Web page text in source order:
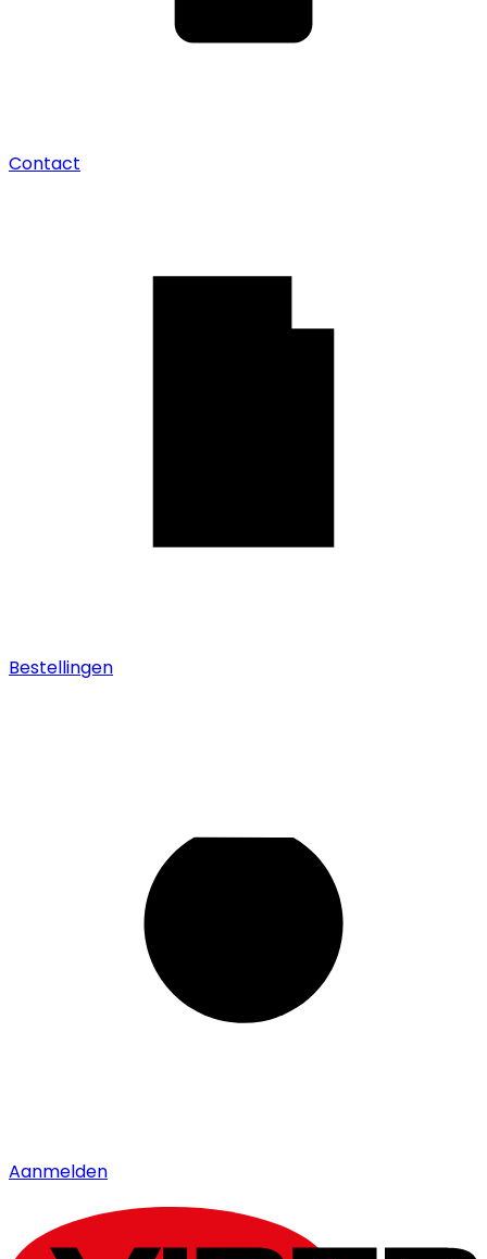
Contact
Bestellingen
Aanmelden